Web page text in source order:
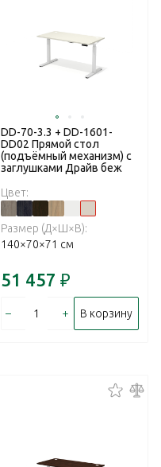
DD-70-3.3 + DD-1601-
DD02 Прямой стол
(подъёмный механизм) с
заглушками Драйв беж
Цвет:
Размер (Д×Ш×В):
140×70×71 см
51 457 ₽
– + В корзину